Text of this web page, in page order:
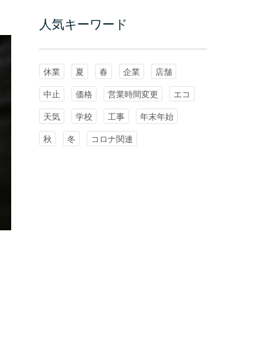
人気キーワード
休業 夏 春 企業
店舗
中止
価格 営業時間変更
エコ
天気
学校 工事
年末年始
秋
冬 コロナ関連